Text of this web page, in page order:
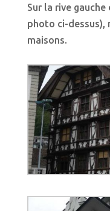
Sur la rive gauche
photo ci-dessus),
maisons.